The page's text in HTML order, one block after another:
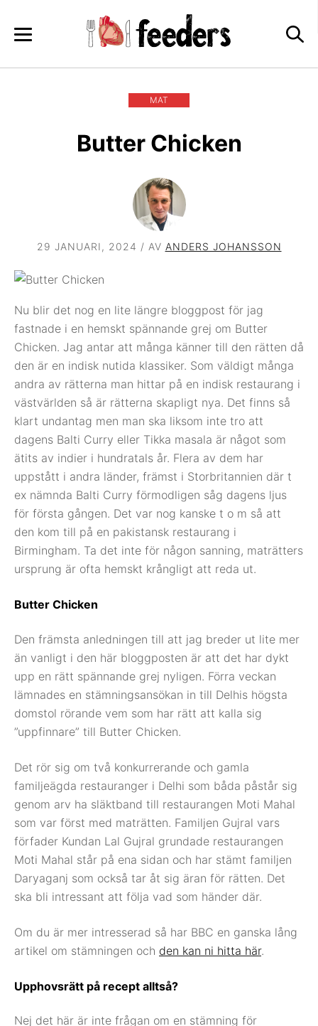
MAT
Butter Chicken
29 JANUARI, 2024 / AV ANDERS JOHANSSON
Nu blir det nog en lite längre bloggpost för jag
fastnade i en hemskt spännande grej om Butter
Chicken. Jag antar att många känner till den rätten då
den är en indisk nutida klassiker. Som väldigt många
andra av rätterna man hittar på en indisk restaurang i
västvärlden så är rätterna skapligt nya. Det finns så
klart undantag men man ska liksom inte tro att
dagens Balti Curry eller Tikka masala är något som
ätits av indier i hundratals år. Flera av dem har
uppstått i andra länder, främst i Storbritannien där t
ex nämnda Balti Curry förmodligen såg dagens ljus
för första gången. Det var nog kanske t o m så att
den kom till på en pakistansk restaurang i
Birmingham. Ta det inte för någon sanning, maträtters
ursprung är ofta hemskt krångligt att reda ut.
Butter Chicken
Den främsta anledningen till att jag breder ut lite mer
än vanligt i den här bloggposten är att det har dykt
upp en rätt spännande grej nyligen. Förra veckan
lämnades en stämningsansökan in till Delhis högsta
domstol rörande vem som har rätt att kalla sig
”uppfinnare” till Butter Chicken.
Det rör sig om två konkurrerande och gamla
familjeägda restauranger i Delhi som båda påstår sig
genom arv ha släktband till restaurangen Moti Mahal
som var först med maträtten. Familjen Gujral vars
förfader Kundan Lal Gujral grundade restaurangen
Moti Mahal står på ena sidan och har stämt familjen
Daryaganj som också tar åt sig äran för rätten. Det
ska bli intressant att följa vad som händer där.
Om du är mer intresserad så har BBC en ganska lång
artikel om stämningen och den kan ni hitta här.
Upphovsrätt på recept alltså?
Nej det här är inte frågan om en stämning för